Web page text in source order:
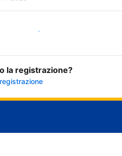
Inizia ora
la registrazione?